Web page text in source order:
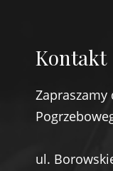
Kontakt
Zapraszamy
ul.